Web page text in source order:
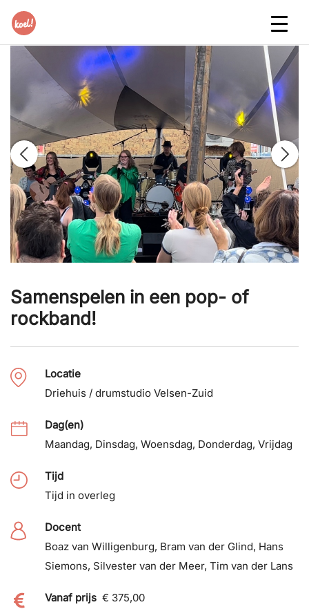
Samenspelen in een pop- of
rockband!
Locatie
Driehuis / drumstudio Velsen-Zuid
Dag(en)
Maandag, Dinsdag, Woensdag, Donderdag, Vrijdag
Tijd
Tijd in overleg
Docent
Boaz van Willigenburg, Bram van der Glind, Hans
Siemons, Silvester van der Meer, Tim van der Lans
Vanaf prijs € 375,00